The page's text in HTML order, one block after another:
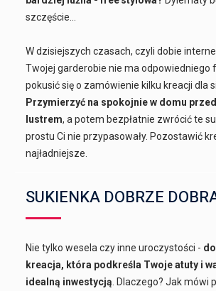
szczęście...
W dzisiejszych czasach, czyli dobie
Twojej garderobie nie ma odpowiedniego
pokusić się o zamówienie kilku kreacji dla
Przymierzyć na spokojnie w domu przed
lustrem, a potem bezpłatnie zwrócić te
prostu Ci nie przypasowały. Pozostawić
najładniejsze.
SUKIENKA DOBRZE
Nie tylko wesela czy inne uroczystości -
kreacja, która podkreśla Twoje atuty i
idealną inwestycją . Dlaczego? Jak mówi